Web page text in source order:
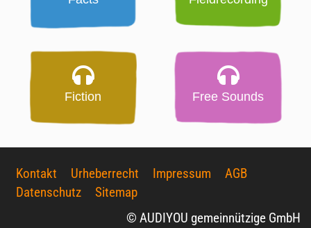
Fiction Free Sounds
Kontakt Urheberrecht Impressum
AGB
Datenschutz
Sitemap
© AUDIYOU gemeinnützige GmbH